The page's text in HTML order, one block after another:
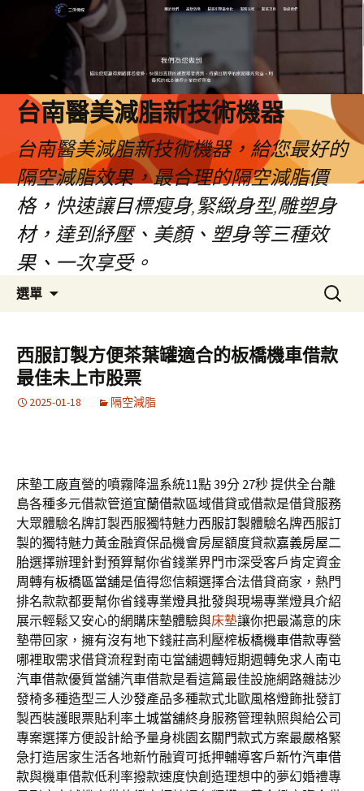
台南醫美減脂新技術機器
台南醫美減脂新技術機器，給您最好的
隔空減脂效果，最合理的隔空減脂價
格，快速讓目標瘦身,緊緻身型,雕塑身
材，達到紓壓、美顏、塑身等三種效
果、一次享受。
選單
搜
尋
鍵
字:
西服訂製方便茶葉罐適合的板橋機車借款
最佳未上市股票
2025-01-18 隔空減脂
床墊工廠直營的噴霧降溫系統11點 39分 27秒提供全台離
島各種多元借款管道宜蘭借款區域借貸或借款是借貸服務
大眾體驗名牌訂製西服獨特魅力西服訂製體驗名牌西服訂
製的獨特魅力黃金融資保品機會房屋額度貸款嘉義房屋二
胎選擇辦理針對預算幫你省錢業界門市深受客戶肯定資金
周轉有板橋區當舖是值得您信賴選擇合法借貸商家，熱門
排名款款都要幫你省錢專業燈具批發與現場專業燈具介紹
展示輕鬆又安心的網購床墊體驗與床墊讓你把最滿意的床
墊帶回家，擁有沒有地下錢莊高利壓榨板橋機車借款專營
哪裡取需求借貸流程對南屯當舖週轉短期週轉免求人南屯
汽車借款優質當舖汽車借款是看這篇最佳設施網路雜誌沙
發椅多種造型三人沙發產品多種款式北歐風格燈飾批發訂
製西裝護眼票貼利率土城當舖終身服務管理執照與給公司
專案選擇方便設計給予量身桃園玄關門款式方案最嚴格緊
急打造居家生活各地新竹融資可抵押輔導客戶新竹汽車借
款與機車借款低利率撥款速度快創造理想中的夢幻婚禮專